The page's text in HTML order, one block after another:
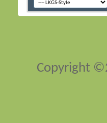
Copyright